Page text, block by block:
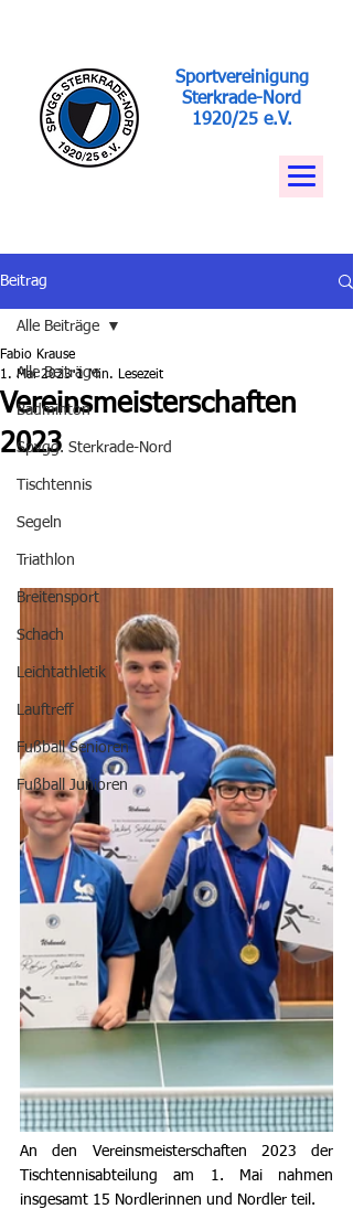
Sportvereinigung
Sterkrade-Nord
1920/25 e.V.
Beitrag
Alle Beiträge
Badminton
Spvgg. Sterkrade-Nord
Tischtennis
Segeln
Triathlon
Breitensport
Schach
Leichtathletik
Lauftreff
Fußball Senioren
Fußball Junioren
Alle Beiträge
Vereinsmeisterschaften
2023
Fabio Krause
1. Mai 2023 1 Min. Lesezeit
An den Vereinsmeisterschaften 2023 der
Tischtennisabteilung am 1. Mai nahmen
insgesamt 15 Nordlerinnen und Nordler teil.